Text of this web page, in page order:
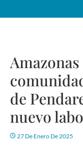
de
nuevo
27 De Enero De 2025